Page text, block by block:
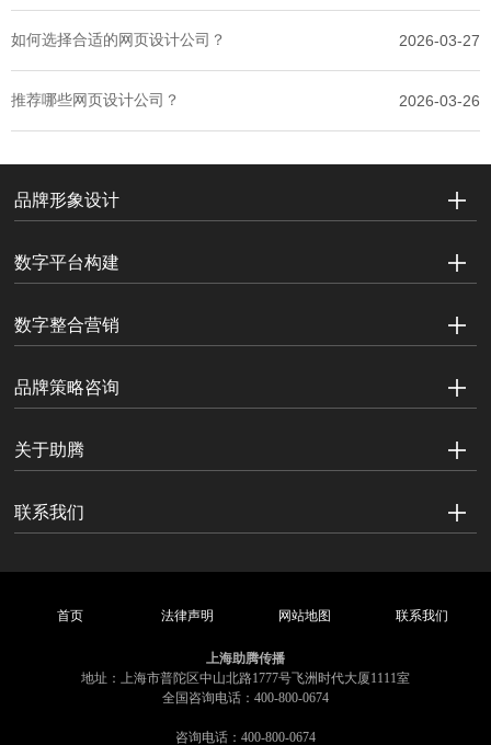
如何选择合适的网页设计公司？ 2026-03-27
推荐哪些网页设计公司？ 2026-03-26
品牌形象设计
数字平台构建
数字整合营销
品牌策略咨询
关于助腾
联系我们
首页 法律声明 网站地图 联系我们
上海助腾传播
地址：上海市普陀区中山北路1777号飞洲时代大厦1111室
全国咨询电话：400-800-0674
咨询电话：400-800-0674